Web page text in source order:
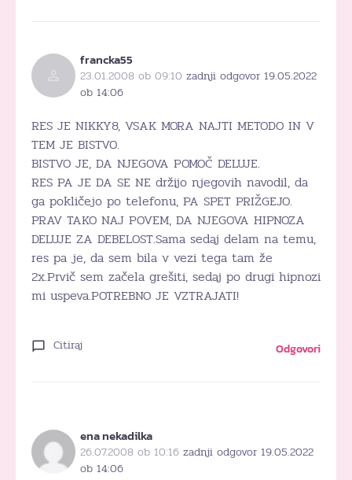
francka55
23.01.2008 ob 09:10 zadnji odgovor 19.05.2022
ob 14:06
RES JE NIKKY8, VSAK MORA NAJTI METODO IN V
TEM JE BISTVO.
BISTVO JE, DA NJEGOVA POMOČ DELUJE.
RES PA JE DA SE NE držijo njegovih navodil, da
ga pokličejo po telefonu, PA SPET PRIŽGEJO.
PRAV TAKO NAJ POVEM, DA NJEGOVA HIPNOZA
DELUJE ZA DEBELOST.Sama sedaj delam na temu,
res pa je, da sem bila v vezi tega tam že
2x.Prvič sem začela grešiti, sedaj po drugi hipnozi
mi uspeva.POTREBNO JE VZTRAJATI!
Citiraj Odgovori
ena nekadilka
26.07.2008 ob 10:16 zadnji odgovor 19.05.2022
ob 14:06